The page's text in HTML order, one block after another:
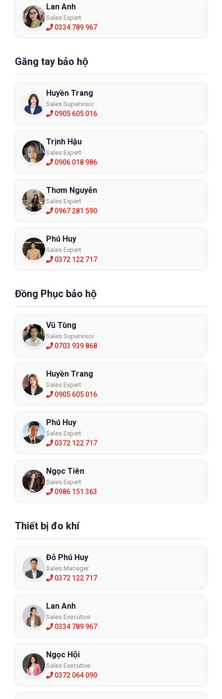
Lan Anh
Sales Expert
0334 789 967
Găng tay bảo hộ
Huyền Trang
Sales Supervisor
0905 605 016
Trịnh Hậu
Sales Expert
0906 018 986
Thơm Nguyễn
Sales Expert
0967 281 590
Phú Huy
Sales Expert
0372 122 717
Đồng Phục bảo hộ
Vũ Tùng
Sales Supervisor
0703 939 868
Huyền Trang
Sales Expert
0905 605 016
Phú Huy
Sales Expert
0372 122 717
Ngọc Tiên
Sales Expert
0986 151 363
Thiết bị đo khí
Đỗ Phú Huy
Sales Manager
0372 122 717
Lan Anh
Sales Executive
0334 789 967
Ngọc Hội
Sales Executive
0372 064 090